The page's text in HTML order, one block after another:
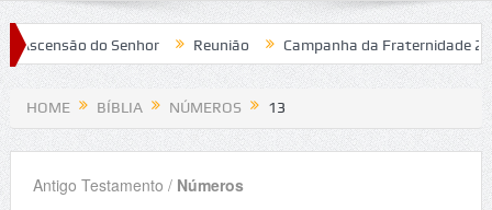
do Senhor Reunião Campanha da Fraternidade 2020
HOME BÍBLIA NÚMEROS 13
Antigo Testamento / Números